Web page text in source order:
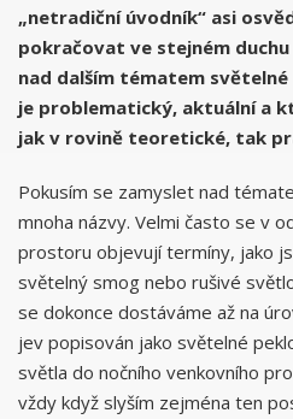
„netradiční úvodník“ asi
pokračovat ve stejném
nad dalším tématem
je problematický, aktuální a
jak v rovině teoretické, tak
Pokusím se zamyslet nad
mnoha názvy. Velmi často se v
prostoru objevují termíny, jako
světelný smog nebo rušivé
se dokonce dostáváme až na
jev popisován jako světelné
světla do nočního venkovního
vždy když slyším zejména ten